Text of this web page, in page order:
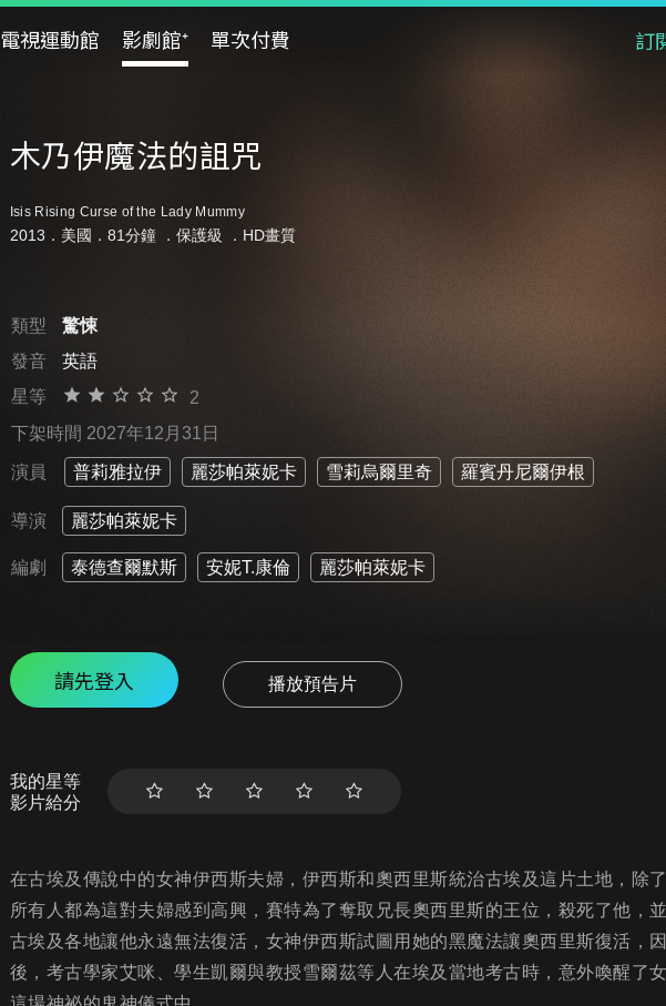
電視運動館 影劇館⁺ 單次付費 訂
木乃伊魔法的詛咒
Isis Rising Curse of the Lady Mummy
2013．美國．81分鐘 ． 保護級 ．HD畫質
類型
驚悚
發音
英語
星等
2
下架時間 2027年12月31日
演員 普莉雅拉伊 麗莎帕萊妮卡 雪莉烏爾里奇 羅賓丹尼爾伊根
導演 麗莎帕萊妮卡
編劇 泰德查爾默斯 安妮T.康倫 麗莎帕萊妮卡
請先登入 播放預告片
我的星等
影片給分
在古埃及傳說中的女神伊西斯夫婦，伊西斯和奧西里斯統治古埃及這片土地，除
所有人都為這對夫婦感到高興，賽特為了奪取兄長奧西里斯的王位，殺死了他，
古埃及各地讓他永遠無法復活，女神伊西斯試圖用她的黑魔法讓奧西里斯復活，
後，考古學家艾咪、學生凱爾與教授雪爾茲等人在埃及當地考古時，意外喚醒了